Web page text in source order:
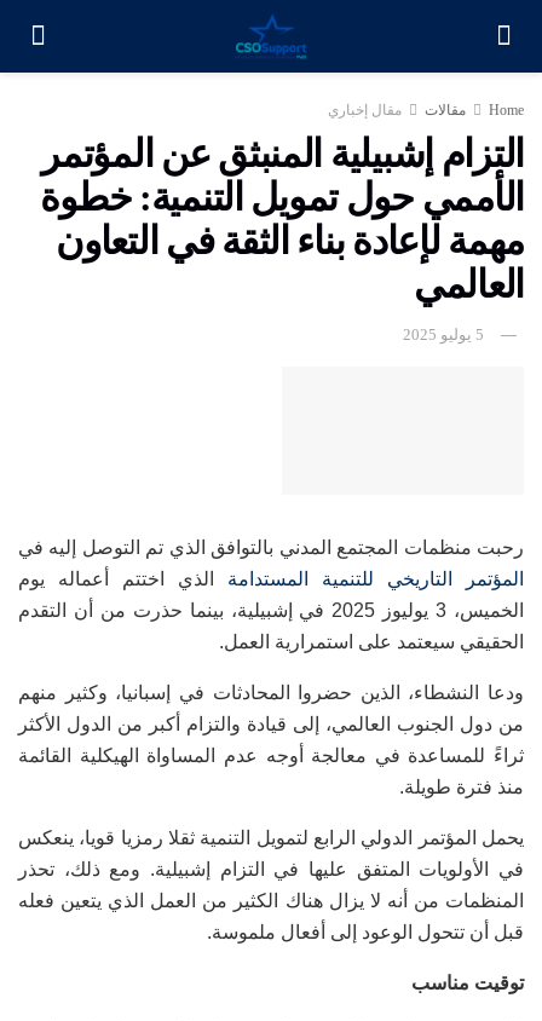
Home مقالات مقال إخباري
التزام إشبيلية المنبثق عن المؤتمر
الأممي حول تمويل التنمية: خطوة
مهمة لإعادة بناء الثقة في التعاون
العالمي
5 يوليو 2025
رحبت منظمات المجتمع المدني بالتوافق الذي تم التوصل إليه في
المؤتمر التاريخي للتنمية المستدامة الذي اختتم أعماله يوم
الخميس، 3 يوليوز 2025 في إشبيلية، بينما حذرت من أن التقدم
الحقيقي سيعتمد على استمرارية العمل.
ودعا النشطاء، الذين حضروا المحادثات في إسبانيا، وكثير منهم
من دول الجنوب العالمي، إلى قيادة والتزام أكبر من الدول الأكثر
ثراءً للمساعدة في معالجة أوجه عدم المساواة الهيكلية القائمة
منذ فترة طويلة.
يحمل المؤتمر الدولي الرابع لتمويل التنمية ثقلا رمزيا قويا، ينعكس
في الأولويات المتفق عليها في التزام إشبيلية. ومع ذلك، تحذر
المنظمات من أنه لا يزال هناك الكثير من العمل الذي يتعين فعله
قبل أن تتحول الوعود إلى أفعال ملموسة.
توقيت مناسب